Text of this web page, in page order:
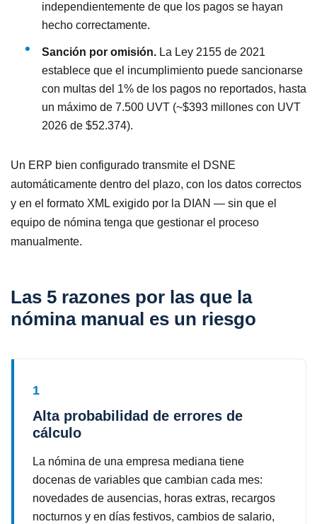
independientemente de que los pagos se hayan
hecho correctamente.
Sanción por omisión. La Ley 2155 de 2021
establece que el incumplimiento puede sancionarse
con multas del 1% de los pagos no reportados, hasta
un máximo de 7.500 UVT (~$393 millones con UVT
2026 de $52.374).
Un ERP bien configurado transmite el DSNE
automáticamente dentro del plazo, con los datos correctos
y en el formato XML exigido por la DIAN — sin que el
equipo de nómina tenga que gestionar el proceso
manualmente.
Las 5 razones por las que la
nómina manual es un riesgo
1
Alta probabilidad de errores de
cálculo
La nómina de una empresa mediana tiene
docenas de variables que cambian cada mes:
novedades de ausencias, horas extras, recargos
nocturnos y en días festivos, cambios de salario,